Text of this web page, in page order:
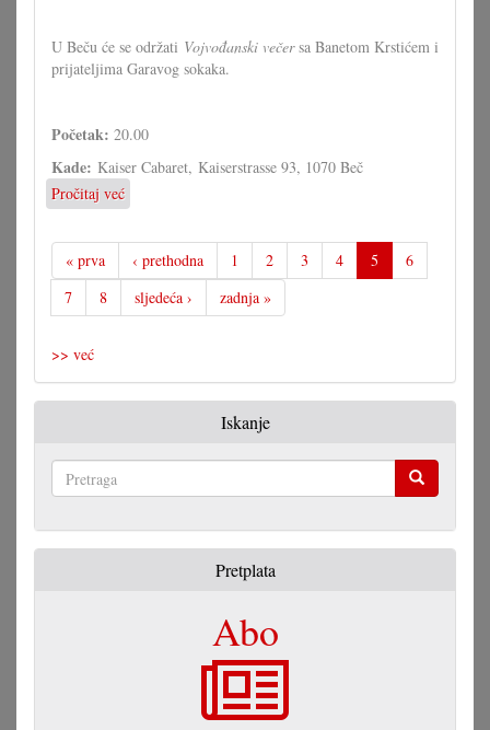
U Beču će se održati Vojvođanski večersa Banetom Krstićem i
prijateljima Garavog sokaka.
Početak: 20.00
Kade: Kaiser Cabaret, Kaiserstrasse 93, 1070 Beč
Pročitaj već
Vojvođanske
večeri
Beču
« prva ‹ prethodna 1 2 3 4 5
6
7
8 sljedeća › zadnja »
>> već
Iskanje
Pretplata
Abo